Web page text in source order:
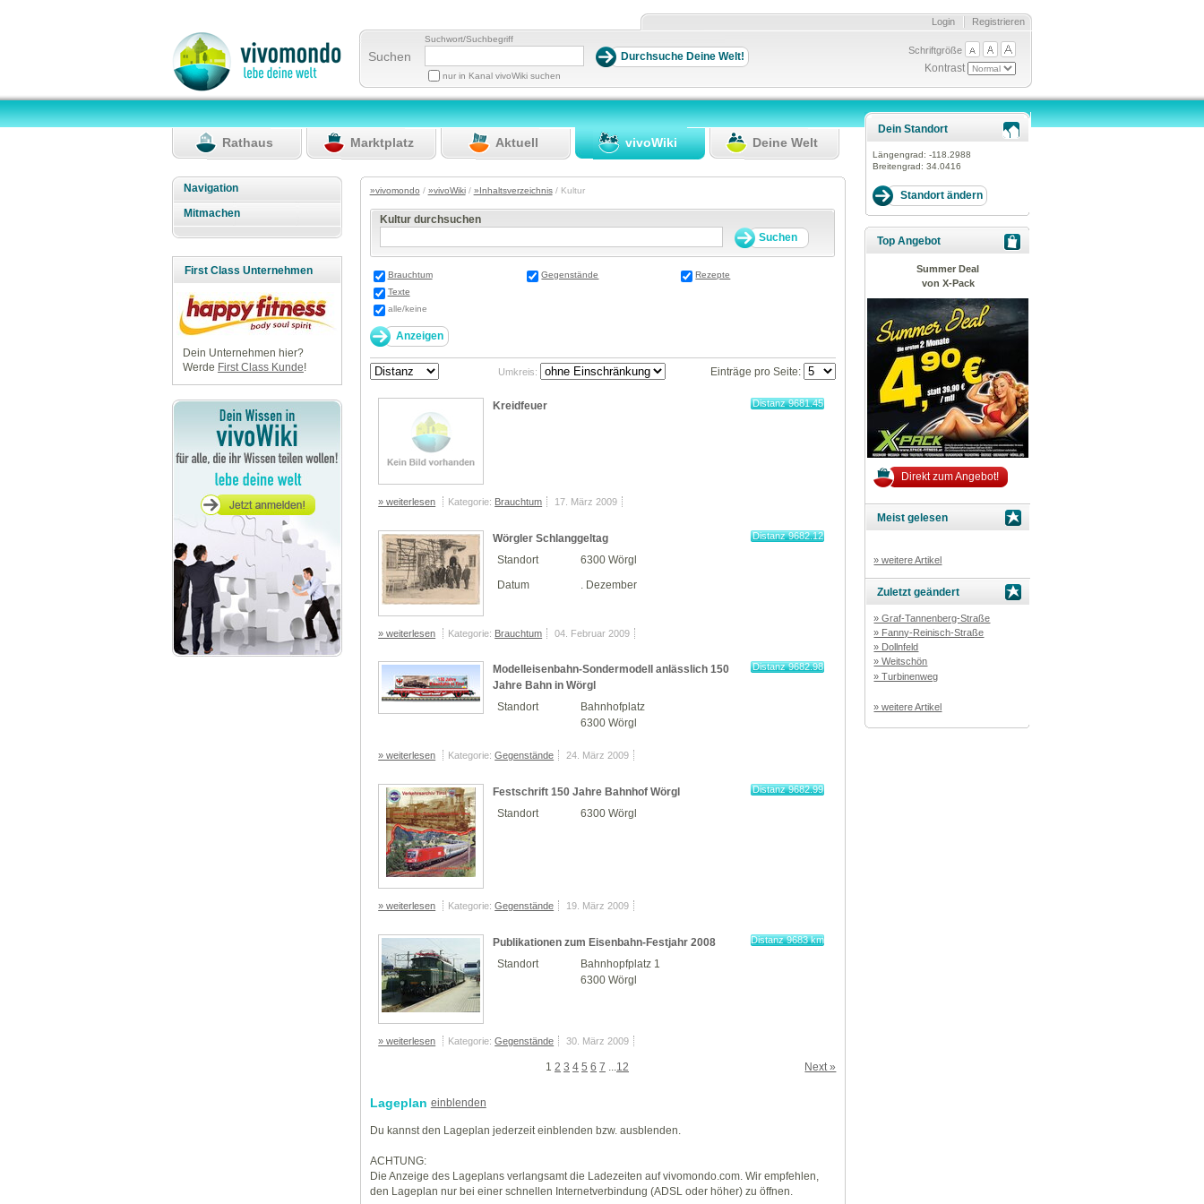
Registrieren
Login
Suchen
Suchwort/Suchbegriff
nur in Kanal vivoWiki suchen
Schriftgröße
Kontrast
Rathaus Marktplatz Aktuell vivoWiki Deine Welt
Navigation
Mitmachen
First Class Unternehmen
Dein Unternehmen hier?
Werde First Class Kunde!
»vivomondo / »vivoWiki/ »Inhaltsverzeichnis/ Kultur
Kultur durchsuchen
Brauchtum Gegenstände
Rezepte
Texte
alle/keine
Umkreis: Einträge pro Seite:
Kreidfeuer
Distanz 9681.45
» weiterlesen Kategorie: Brauchtum 17. März 2009
Wörgler Schlanggeltag
Distanz 9682.12
Standort
6300 Wörgl
Datum
. Dezember
» weiterlesen Kategorie: Brauchtum 04. Februar 2009
Modelleisenbahn-Sondermodell anlässlich 150
Jahre Bahn in Wörgl
Distanz 9682.98
Standort
Bahnhofplatz
6300 Wörgl
» weiterlesen Kategorie:Gegenstände 24. März 2009
Festschrift 150 Jahre Bahnhof Wörgl
Distanz 9682.99
Standort 6300 Wörgl
» weiterlesen Kategorie:Gegenstände 19. März 2009
Publikationen zum Eisenbahn-Festjahr 2008 Distanz 9683 km
Standort
Bahnhopfplatz 1
6300 Wörgl
» weiterlesen Kategorie:Gegenstände 30. März 2009
Next »
1 2 3 4 5 6 7 ...12
Lageplan einblenden
Du kannst den Lageplan jederzeit einblenden bzw. ausblenden.
ACHTUNG:
Die Anzeige des Lageplans verlangsamt die Ladezeiten auf vivomondo.com. Wir empfehlen,
den Lageplan nur bei einer schnellen Internetverbindung (ADSL oder höher) zu öffnen.
Dein Standort
Längengrad: -118.2988
Breitengrad: 34.0416
Top Angebot
Summer Deal
von X-Pack
Direkt zum Angebot!
Meist gelesen
» weitere Artikel
Zuletzt geändert
» Graf-Tannenberg-Straße
» Fanny-Reinisch-Straße
» Dollnfeld
» Weitschön
» Turbinenweg
» weitere Artikel